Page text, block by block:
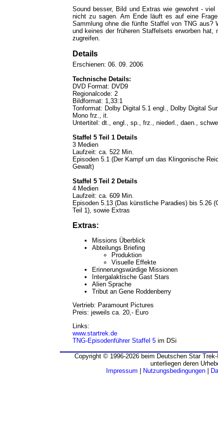
Sound besser, Bild und Extras wie gewohnt -
nicht zu sagen. Am Ende läuft es auf eine
Sammlung ohne die fünfte Staffel von TNG aus?
und keines der früheren Staffelsets erworben hat,
zugreifen.
Details
Erschienen: 06. 09. 2006
Technische Details:
DVD Format: DVD9
Regionalcode: 2
Bildformat: 1,33:1
Tonformat: Dolby Digital 5.1 engl., Dolby Digital
Mono frz., it.
Untertitel: dt., engl., sp., frz., niederl., daen.,
Staffel 5 Teil 1 Details
3 Medien
Laufzeit: ca. 522 Min.
Episoden 5.1 (Der Kampf um das Klingonische
Gewalt)
Staffel 5 Teil 2 Details
4 Medien
Laufzeit: ca. 609 Min.
Episoden 5.13 (Das künstliche Paradies) bis 5.26
Teil 1), sowie Extras
Extras:
Missions Überblick
Abteilungs Briefing
Produktion
Visuelle Effekte
Erinnerungswürdige Missionen
Intergalaktische Gast Stars
Alien Sprache
Tribut an Gene Roddenberry
Vertrieb: Paramount Pictures
Preis: jeweils ca. 20,- Euro
Links:
www.startrek.de
TNG-Episodenführer Staffel 5im DSi
Copyright © 1996-2026 beim Deutschen Star
unterliegen deren
Impressum
Nutzungsbedingungen